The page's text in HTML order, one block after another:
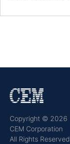
Copyright © 2026
CEM Corporation
All Rights Reserved